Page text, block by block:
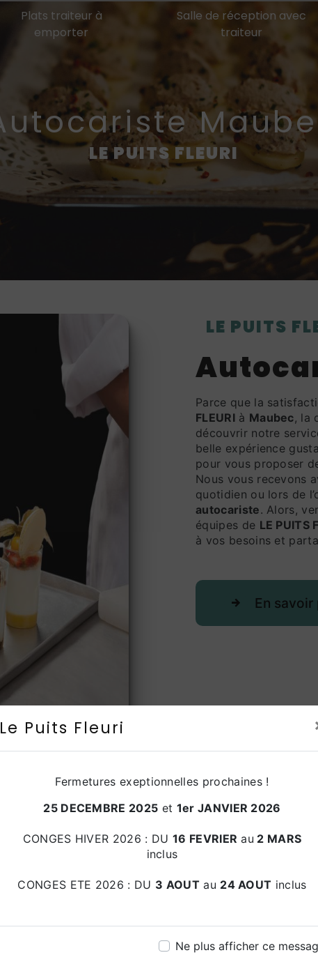
Le Puits Fleuri
Fermetures exeptionnelles prochaines !
25 DECEMBRE 2025 et 1er JANVIER 2026
CONGES HIVER 2026 : DU 16 FEVRIER au 2 MARS
inclus
CONGES ETE 2026 : DU 3 AOUTau 24 AOUT inclus
Ne plus afficher ce
Plats traiteur à
emporter
Salle de réception avec
traiteur
autocariste
LE PUITS FLEURI
LE PUITS
Parce que la
FLEURIà Maubec, la
découvrir notre
belle expérience
pour vous proposer
Nous vous recevons
quotidien ou lors de
autocariste. Alors,
équipes de LE PUITS
à vos besoins et
En savoir
04 90 72 45 49